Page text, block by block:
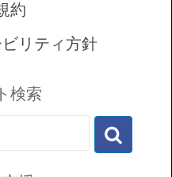
約
リティ方針
検索